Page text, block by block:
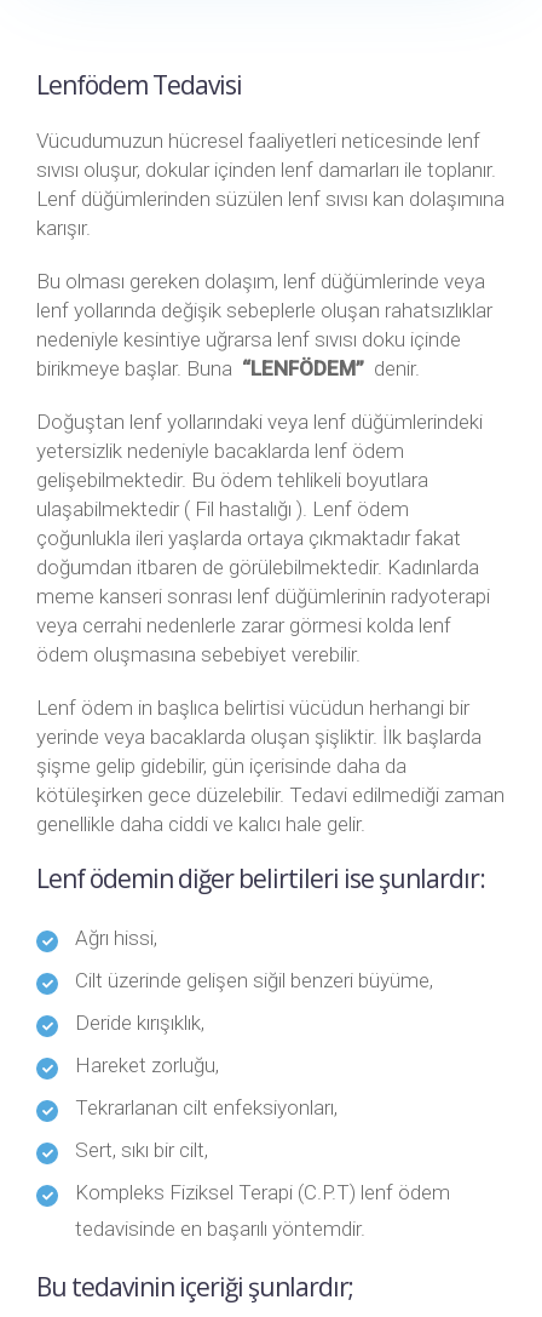
Lenfödem Tedavisi
Vücudumuzun hücresel faaliyetleri neticesinde lenf
sıvısı oluşur, dokular içinden lenf damarları ile toplanır.
Lenf düğümlerinden süzülen lenf sıvısı kan dolaşımına
karışır.
Bu olması gereken dolaşım, lenf düğümlerinde veya
lenf yollarında değişik sebeplerle oluşan rahatsızlıklar
nedeniyle kesintiye uğrarsa lenf sıvısı doku içinde
birikmeye başlar. Buna “LENFÖDEM” denir.
Doğuştan lenf yollarındaki veya lenf düğümlerindeki
yetersizlik nedeniyle bacaklarda lenf ödem
gelişebilmektedir. Bu ödem tehlikeli boyutlara
ulaşabilmektedir ( Fil hastalığı ). Lenf ödem
çoğunlukla ileri yaşlarda ortaya çıkmaktadır fakat
doğumdan itbaren de görülebilmektedir. Kadınlarda
meme kanseri sonrası lenf düğümlerinin radyoterapi
veya cerrahi nedenlerle zarar görmesi kolda lenf
ödem oluşmasına sebebiyet verebilir.
Lenf ödem in başlıca belirtisi vücüdun herhangi bir
yerinde veya bacaklarda oluşan şişliktir. İlk başlarda
şişme gelip gidebilir, gün içerisinde daha da
kötüleşirken gece düzelebilir. Tedavi edilmediği zaman
genellikle daha ciddi ve kalıcı hale gelir.
Lenf ödemin diğer belirtileri ise şunlardır:
Ağrı hissi,
Cilt üzerinde gelişen siğil benzeri büyüme,
Deride kırışıklık,
Hareket zorluğu,
Tekrarlanan cilt enfeksiyonları,
Sert, sıkı bir cilt,
Kompleks Fiziksel Terapi (C.P.T) lenf ödem
tedavisinde en başarılı yöntemdir.
Bu tedavinin içeriği şunlardır;